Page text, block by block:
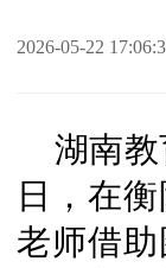
2026-05-22
湖南
日，在
老师借